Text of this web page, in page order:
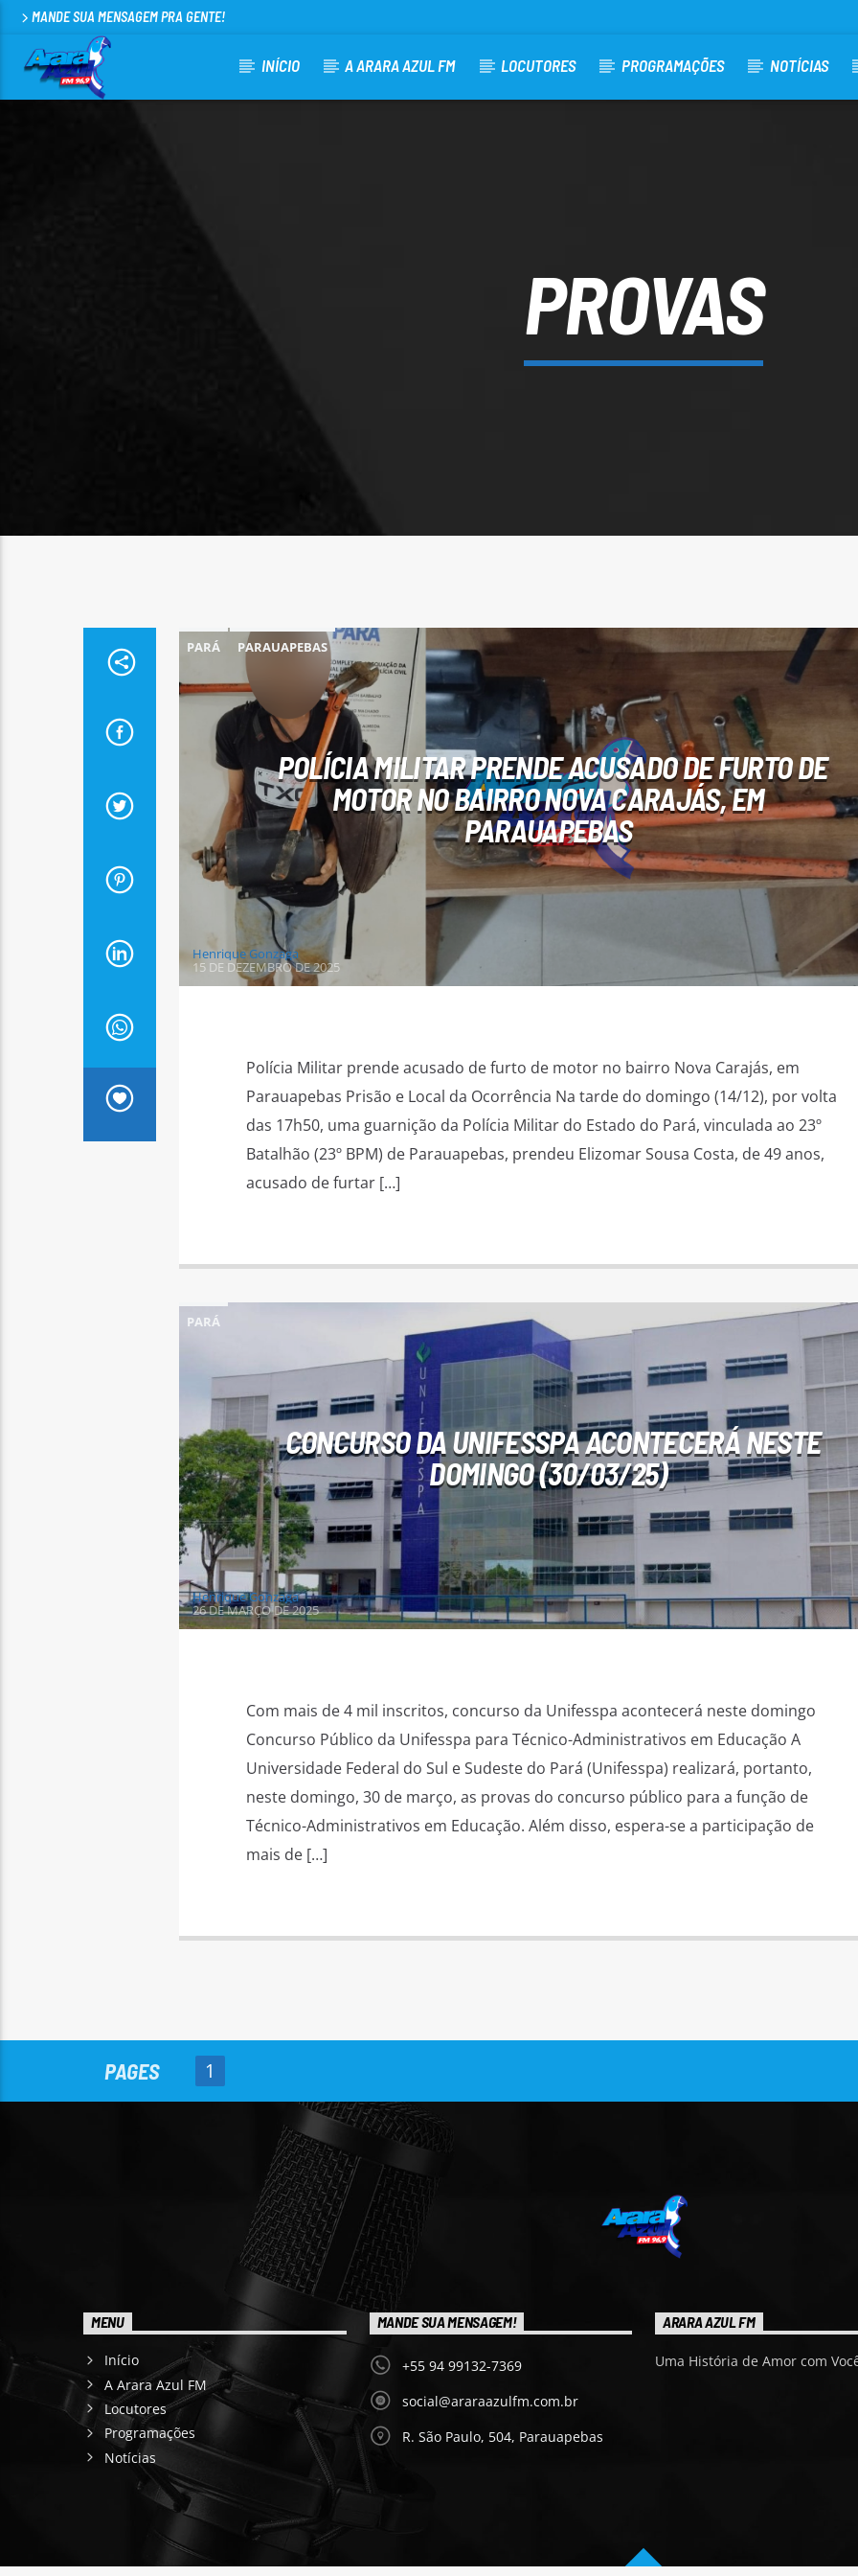
MANDE SUA MENSAGEM PRA GENTE!
INÍCIO A ARARA AZUL FM LOCUTORES PROGRAMAÇÕES NOTÍCIAS
PROVAS
PARÁ PARAUAPEBAS
POLÍCIA MILITAR PRENDE ACUSADO DE FURTO DE
MOTOR NO BAIRRO NOVA CARAJÁS, EM
PARAUAPEBAS
Henrique Gonzaga
15 DE DEZEMBRO DE 2025
Polícia Militar prende acusado de furto de motor no bairro Nova Carajás, em
Parauapebas Prisão e Local da Ocorrência Na tarde do domingo (14/12), por volta
das 17h50, uma guarnição da Polícia Militar do Estado do Pará, vinculada ao 23º
Batalhão (23º BPM) de Parauapebas, prendeu Elizomar Sousa Costa, de 49 anos,
acusado de furtar […]
PARÁ
CONCURSO DA UNIFESSPA ACONTECERÁ NESTE
DOMINGO (30/03/25)
Henrique Gonzaga
26 DE MARÇO DE 2025
Com mais de 4 mil inscritos, concurso da Unifesspa acontecerá neste domingo
Concurso Público da Unifesspa para Técnico-Administrativos em Educação A
Universidade Federal do Sul e Sudeste do Pará (Unifesspa) realizará, portanto,
neste domingo, 30 de março, as provas do concurso público para a função de
Técnico-Administrativos em Educação. Além disso, espera-se a participação de
mais de […]
PAGES 1
MENU
Início
A Arara Azul FM
Locutores
Programações
Notícias
MANDE SUA MENSAGEM!
+55 94 99132-7369
social@araraazulfm.com.br
R. São Paulo, 504, Parauapebas
ARARA AZUL FM
Uma História de Amor com